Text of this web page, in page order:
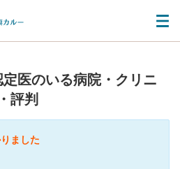
医のいる病院・クリニ
評判
ました